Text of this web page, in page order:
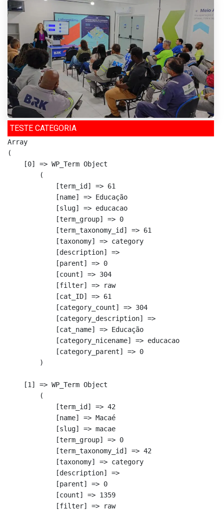
TESTE CATEGORIA
Array
(
    [0] => WP_Term Object
        (
            [term_id] => 61
            [name] => Educação
            [slug] => educacao
            [term_group] => 0
            [term_taxonomy_id] => 61
            [taxonomy] => category
            [description] =>
            [parent] => 0
            [count] => 304
            [filter] => raw
            [cat_ID] => 61
            [category_count] => 304
            [category_description] =>
            [cat_name] => Educação
            [category_nicename] => educacao
            [category_parent] => 0
        )
    [1] => WP_Term Object
        (
            [term_id] => 42
            [name] => Macaé
            [slug] => macae
            [term_group] => 0
            [term_taxonomy_id] => 42
            [taxonomy] => category
            [description] =>
            [parent] => 0
            [count] => 1359
            [filter] => raw